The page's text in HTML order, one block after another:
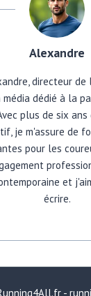
Alexandre
directeur
média dédié à la
plus de six
je m'assure de
pour les
et
écrire.
-